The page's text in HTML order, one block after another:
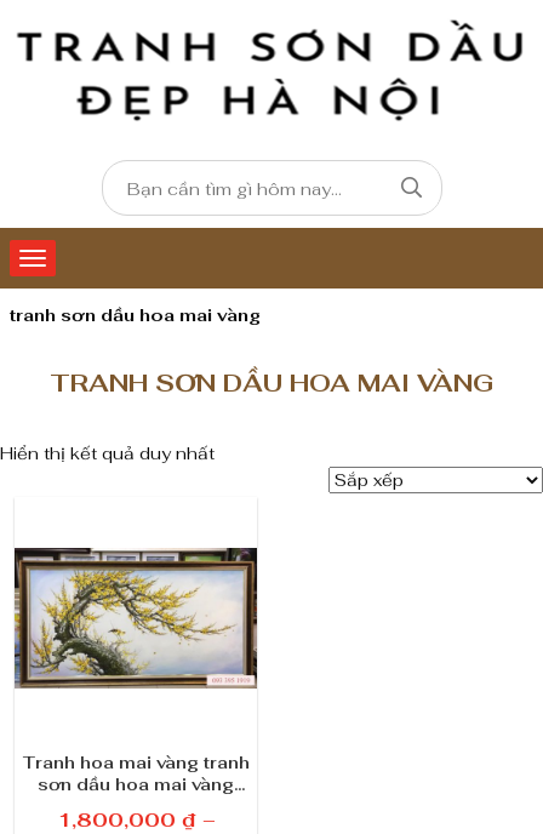
tranh sơn dầu hoa mai vàng
TRANH SƠN DẦU HOA MAI VÀNG
Hiển thị kết quả duy nhất
Tranh hoa mai vàng tranh
sơn dầu hoa mai vàng
1,800,000 ₫ –